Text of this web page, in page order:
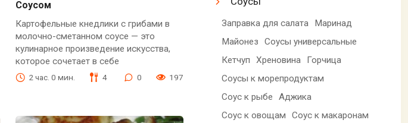
Соусом
Картофельные кнедлики с грибами в
молочно-сметанном соусе — это
кулинарное произведение искусства,
которое сочетает в себе
2 час. 0 мин. 4 0 197
Заправка для салата
Маринад
Майонез
Соусы универсальные
Кетчуп
Хреновина
Горчица
Соусы к морепродуктам
Соус к рыбе
Аджика
Соус к овощам
Соус к макаронам